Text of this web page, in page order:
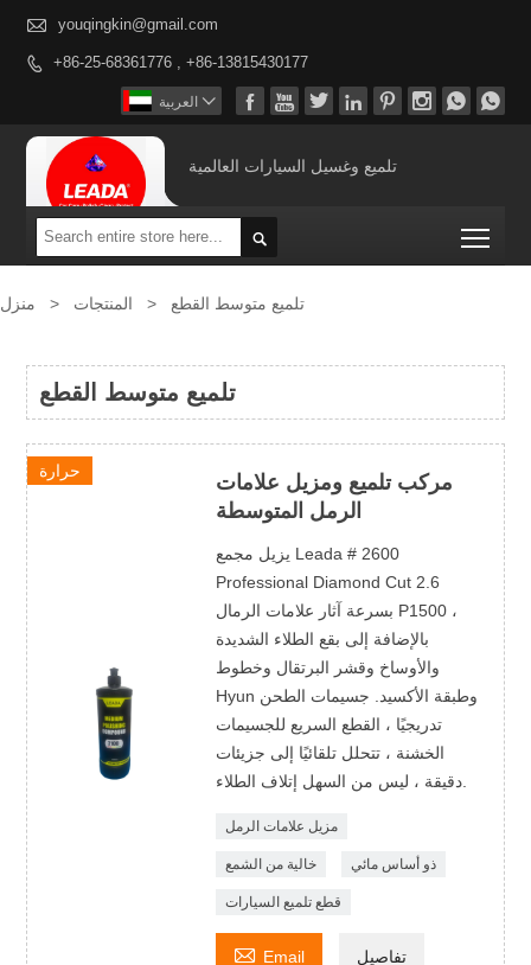
 youqingkin@gmail.com
 +86-25-68361776 , +86-13815430177
        العربية 
تلميع وغسيل السيارات العالمية

منزل > المنتجات > تلميع متوسط ​​القطع
تلميع متوسط ​​القطع
حرارة
مركب تلميع ومزيل علامات
الرمل المتوسطة
يزيل مجمع Leada # 2600
Professional Diamond Cut 2.6
بسرعة آثار علامات الرمال P1500 ،
بالإضافة إلى بقع الطلاء الشديدة
والأوساخ وقشر البرتقال وخطوط
Hyun وطبقة الأكسيد. جسيمات الطحن
تدريجيًا ، القطع السريع للجسيمات
الخشنة ، تتحلل تلقائيًا إلى جزيئات
دقيقة ، ليس من السهل إتلاف الطلاء.
مزيل علامات الرمل
خالية من الشمع ذو أساس مائي
قطع تلميع السيارات
 Email تفاصيل